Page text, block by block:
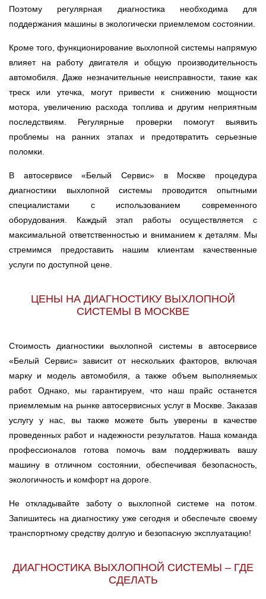
Поэтому регулярная диагностика необходима для
поддержания машины в экологически приемлемом состоянии.
Кроме того, функционирование выхлопной системы напрямую
влияет на работу двигателя и общую производительность
автомобиля. Даже незначительные неисправности, такие как
треск или утечка, могут привести к снижению мощности
мотора, увеличению расхода топлива и другим неприятным
последствиям. Регулярные проверки помогут выявить
проблемы на ранних этапах и предотвратить серьезные
поломки.
В автосервисе «Белый Сервис» в Москве процедура
диагностики выхлопной системы проводится опытными
специалистами с использованием современного
оборудования. Каждый этап работы осуществляется с
максимальной ответственностью и вниманием к деталям. Мы
стремимся предоставить нашим клиентам качественные
услуги по доступной цене.
ЦЕНЫ НА ДИАГНОСТИКУ ВЫХЛОПНОЙ
СИСТЕМЫ В МОСКВЕ
Стоимость диагностики выхлопной системы в автосервисе
«Белый Сервис» зависит от нескольких факторов, включая
марку и модель автомобиля, а также объем выполняемых
работ. Однако, мы гарантируем, что наш прайс останется
приемлемым на рынке автосервисных услуг в Москве. Заказав
услугу у нас, вы также можете быть уверены в качестве
проведенных работ и надежности результатов. Наша команда
профессионалов готова помочь вам поддерживать вашу
машину в отличном состоянии, обеспечивая безопасность,
экологичность и комфорт на дороге.
Не откладывайте заботу о выхлопной системе на потом.
Запишитесь на диагностику уже сегодня и обеспечьте своему
транспортному средству долгую и безопасную эксплуатацию!
ДИАГНОСТИКА ВЫХЛОПНОЙ СИСТЕМЫ – ГДЕ
СДЕЛАТЬ